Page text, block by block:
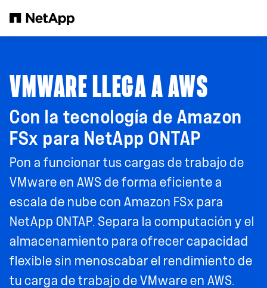
VMWARE LLEGA A AWS
Con la tecnología de Amazon
FSx para NetApp ONTAP
Pon a funcionar tus cargas de trabajo de
VMware en AWS de forma eficiente a
escala de nube con Amazon FSx para
NetApp ONTAP. Separa la computación y el
almacenamiento para ofrecer capacidad
flexible sin menoscabar el rendimiento de
tu carga de trabajo de VMware en AWS.